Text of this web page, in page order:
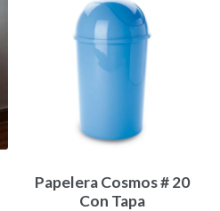
Papelera Cosmos # 20
Con Tapa